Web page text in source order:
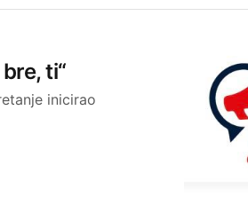
ti“
inicirao